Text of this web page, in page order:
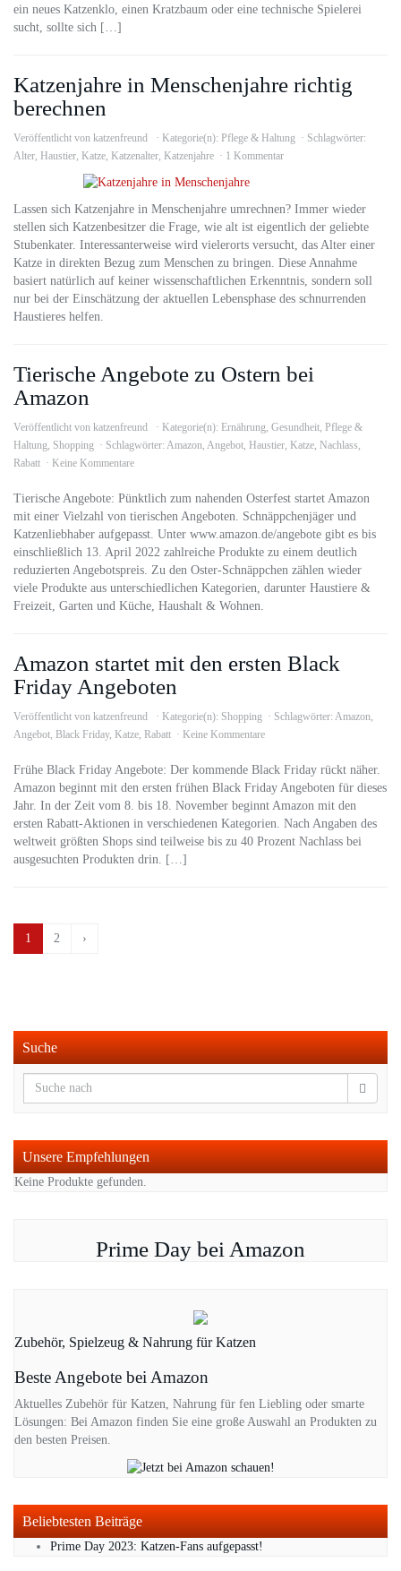
ein neues Katzenklo, einen Kratzbaum oder eine technische Spielerei
sucht, sollte sich […]
Katzenjahre in Menschenjahre richtig
berechnen
Veröffentlicht von katzenfreund Kategorie(n): Pflege & Haltung
Schlagwörter:
Alter, Haustier, Katze, Katzenalter, Katzenjahre 1 Kommentar
Lassen sich Katzenjahre in Menschenjahre umrechnen? Immer wieder
stellen sich Katzenbesitzer die Frage, wie alt ist eigentlich der geliebte
Stubenkater. Interessanterweise wird vielerorts versucht, das Alter einer
Katze in direkten Bezug zum Menschen zu bringen. Diese Annahme
basiert natürlich auf keiner wissenschaftlichen Erkenntnis, sondern soll
nur bei der Einschätzung der aktuellen Lebensphase des schnurrenden
Haustieres helfen.
Tierische Angebote zu Ostern bei
Amazon
Veröffentlicht von katzenfreund Kategorie(n): Ernährung, Gesundheit, Pflege &
Haltung, Shopping Schlagwörter: Amazon, Angebot, Haustier, Katze, Nachlass,
Rabatt
Keine Kommentare
Tierische Angebote: Pünktlich zum nahenden Osterfest startet Amazon
mit einer Vielzahl von tierischen Angeboten. Schnäppchenjäger und
Katzenliebhaber aufgepasst. Unter www.amazon.de/angebote gibt es bis
einschließlich 13. April 2022 zahlreiche Produkte zu einem deutlich
reduzierten Angebotspreis. Zu den Oster-Schnäppchen zählen wieder
viele Produkte aus unterschiedlichen Kategorien, darunter Haustiere &
Freizeit, Garten und Küche, Haushalt & Wohnen.
Amazon startet mit den ersten Black
Friday Angeboten
Veröffentlicht von katzenfreund Kategorie(n): Shopping Schlagwörter: Amazon,
Angebot, Black Friday, Katze, Rabatt Keine Kommentare
Frühe Black Friday Angebote: Der kommende Black Friday rückt näher.
Amazon beginnt mit den ersten frühen Black Friday Angeboten für dieses
Jahr. In der Zeit vom 8. bis 18. November beginnt Amazon mit den
ersten Rabatt-Aktionen in verschiedenen Kategorien. Nach Angaben des
weltweit größten Shops sind teilweise bis zu 40 Prozent Nachlass bei
ausgesuchten Produkten drin. […]
1 2 ›
Suche
Unsere Empfehlungen
Keine Produkte gefunden.
Prime Day bei Amazon
Zubehör, Spielzeug & Nahrung für Katzen
Beste Angebote bei Amazon
Aktuelles Zubehör für Katzen, Nahrung für fen Liebling oder smarte
Lösungen: Bei Amazon finden Sie eine große Auswahl an Produkten zu
den besten Preisen.
Beliebtesten Beiträge
Prime Day 2023: Katzen-Fans aufgepasst!